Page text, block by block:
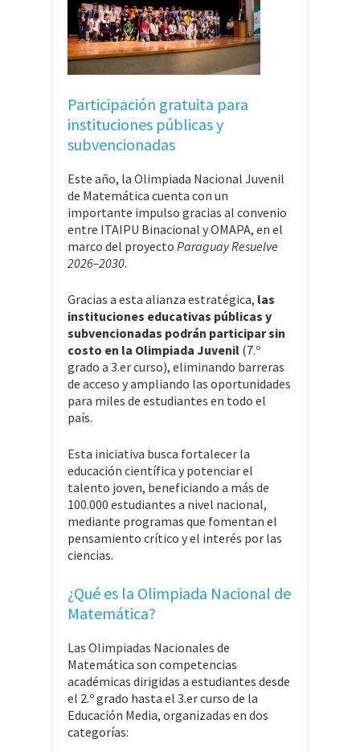
Participación gratuita para
instituciones públicas y
subvencionadas
Este año, la Olimpiada Nacional Juvenil
de Matemática cuenta con un
importante impulso gracias al convenio
entre ITAIPU Binacional y OMAPA, en el
marco del proyecto Paraguay Resuelve
2026–2030.
Gracias a esta alianza estratégica, las
instituciones educativas públicas y
subvencionadas podrán participar sin
costo en la Olimpiada Juvenil (7.º
grado a 3.er curso), eliminando barreras
de acceso y ampliando las oportunidades
para miles de estudiantes en todo el
país.
Esta iniciativa busca fortalecer la
educación científica y potenciar el
talento joven, beneficiando a más de
100.000 estudiantes a nivel nacional,
mediante programas que fomentan el
pensamiento crítico y el interés por las
ciencias.
¿Qué es la Olimpiada Nacional de
Matemática?
Las Olimpiadas Nacionales de
Matemática son competencias
académicas dirigidas a estudiantes desde
el 2.º grado hasta el 3.er curso de la
Educación Media, organizadas en dos
categorías: